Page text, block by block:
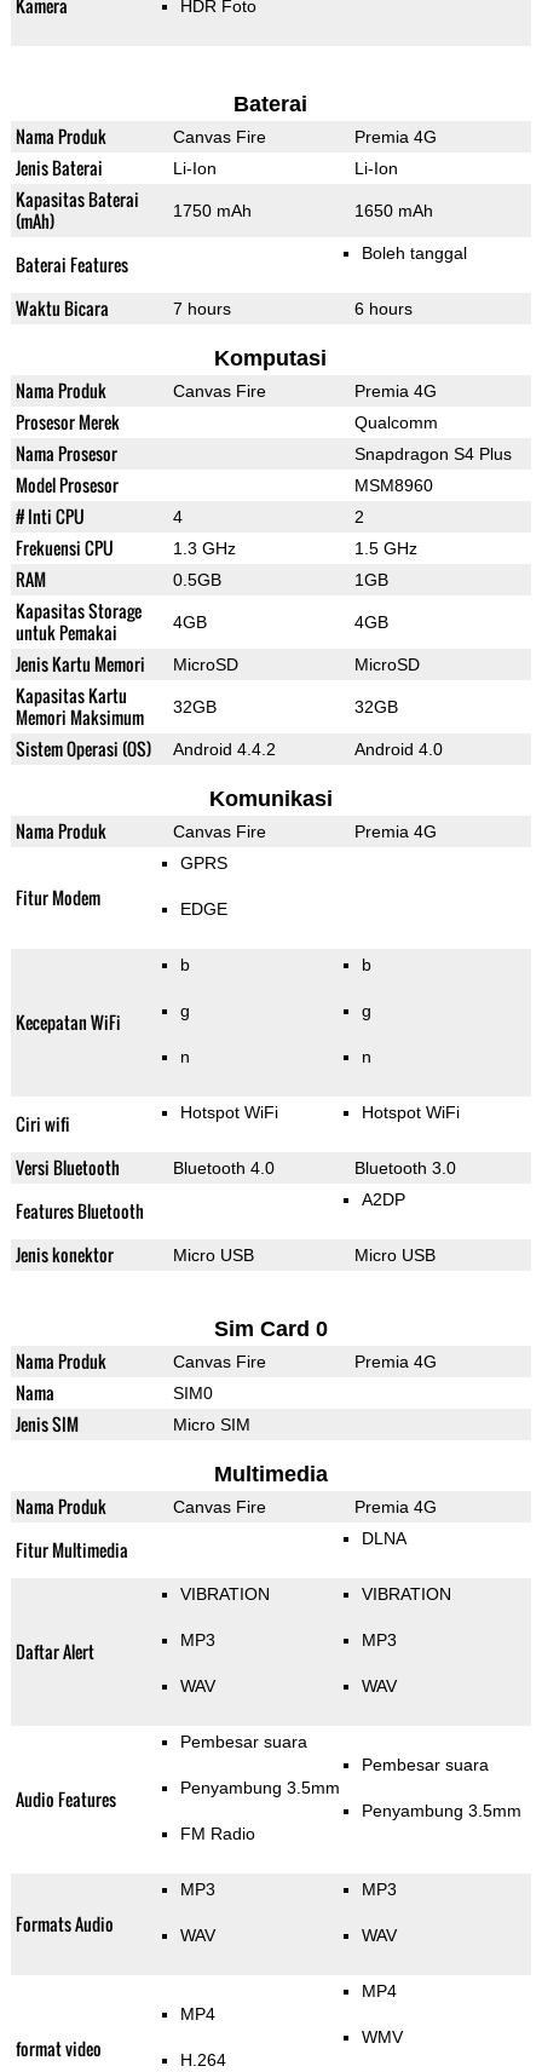
Kamera HDR Foto
Baterai
Nama Produk Canvas Fire Premia 4G
Jenis Baterai Li-Ion Li-Ion
Kapasitas Baterai
(mAh)
1750 mAh 1650 mAh
Baterai Features Boleh tanggal
Waktu Bicara 7 hours 6 hours
Komputasi
Nama Produk Canvas Fire Premia 4G
Prosesor Merek Qualcomm
Nama Prosesor Snapdragon S4 Plus
Model Prosesor MSM8960
# Inti CPU 4 2
Frekuensi CPU 1.3 GHz 1.5 GHz
RAM 0.5GB 1GB
Kapasitas Storage
untuk Pemakai
4GB 4GB
Jenis Kartu Memori MicroSD MicroSD
Kapasitas Kartu
Memori Maksimum
32GB 32GB
Sistem Operasi (OS) Android 4.4.2 Android 4.0
Komunikasi
Nama Produk Canvas Fire Premia 4G
Fitur Modem
GPRS
EDGE
Kecepatan WiFi
b
g
n
b
g
n
Ciri wifi Hotspot WiFi Hotspot WiFi
Versi Bluetooth Bluetooth 4.0 Bluetooth 3.0
Features Bluetooth A2DP
Jenis konektor Micro USB Micro USB
Sim Card 0
Nama Produk Canvas Fire Premia 4G
Nama SIM0
Jenis SIM Micro SIM
Multimedia
Nama Produk Canvas Fire Premia 4G
Fitur Multimedia DLNA
Daftar Alert
VIBRATION
MP3
WAV
VIBRATION
MP3
WAV
Audio Features
Pembesar suara
Penyambung 3.5mm
FM Radio
Pembesar suara
Penyambung 3.5mm
Formats Audio
MP3
WAV
MP3
WAV
format video
MP4
H.264
MP4
WMV